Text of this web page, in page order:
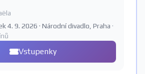
4. 9. 2026 · Národní divadlo, Praha ·
Vstupenky